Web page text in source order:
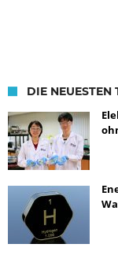
DIE NEUESTEN